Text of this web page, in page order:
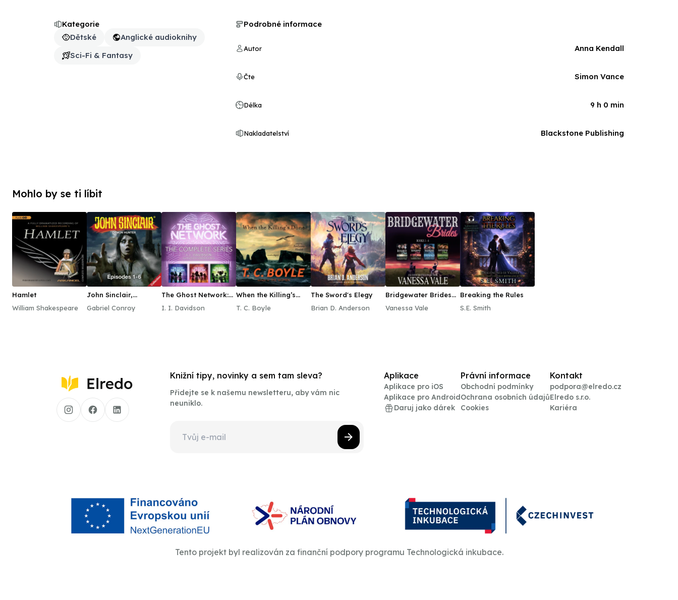
Kategorie
Dětské
Anglické audioknihy
Sci-Fi & Fantasy
Podrobné informace
Autor Anna Kendall
Čte Simon Vance
Délka 9 h 0 min
Nakladatelství Blackstone Publishing
Mohlo by se ti líbit
Hamlet
William Shakespeare
John Sinclair,
Gabriel Conroy
The Ghost Network:
I. I. Davidson
When the Killing’s
T. C. Boyle
The Sword's Elegy
Brian D. Anderson
Bridgewater Brides
Books 1–4
Vanessa Vale
Breaking the Rules
S.E. Smith
Knižní tipy, novinky a sem tam sleva?
Přidejte se k našemu newsletteru, aby vám nic
neuniklo.
Aplikace
Aplikace pro iOS
Aplikace pro Android
Daruj jako dárek
Právní informace
Obchodní podmínky
Ochrana osobních údajů
Cookies
Kontakt
podpora@elredo.cz
Elredo s.r.o.
Kariéra
Tento projekt byl realizován za finanční podpory programu Technologická inkubace.